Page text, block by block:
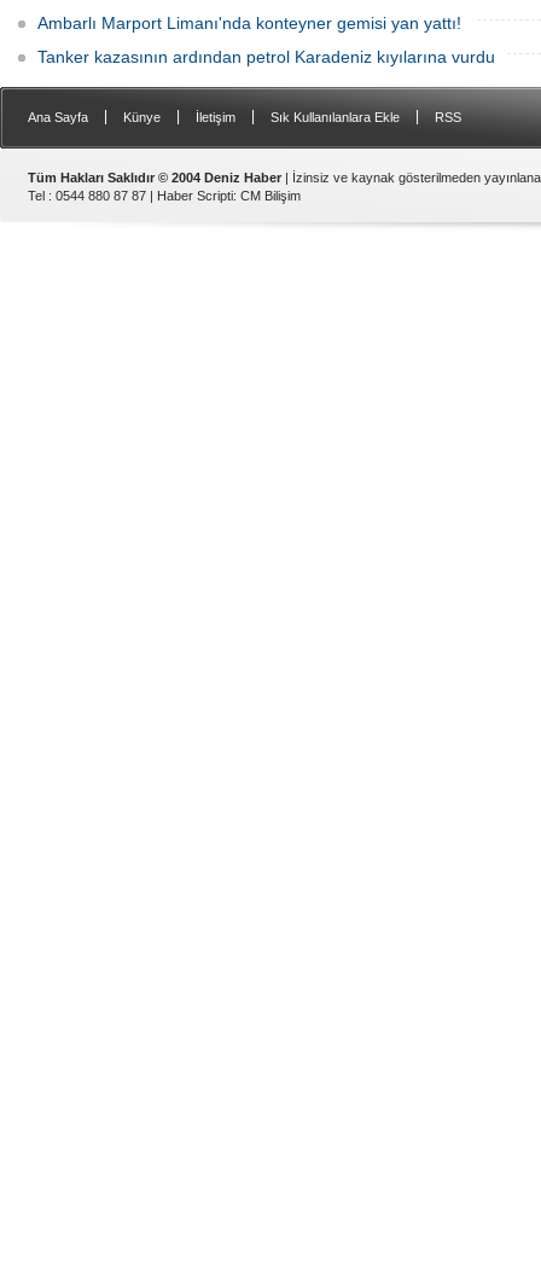
Ambarlı Marport Limanı'nda konteyner gemisi yan yattı!
Tanker kazasının ardından petrol Karadeniz kıyılarına vurdu
Ana Sayfa Künye İletişim Sık Kullanılanlara Ekle RSS
Tüm Hakları Saklıdır © 2004 Deniz Haber | İzinsiz ve kaynak gösterilmeden
Tel : 0544 880 87 87 | Haber Scripti: CM Bilişim